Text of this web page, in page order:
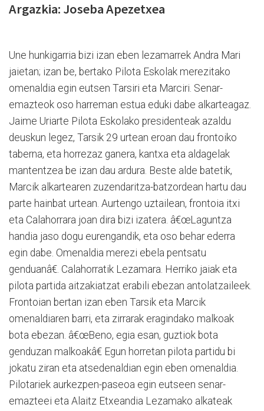
Argazkia: Joseba Apezetxea
Une hunkigarria bizi izan eben lezamarrek Andra Mari
jaietan; izan be, bertako Pilota Eskolak merezitako
omenaldia egin eutsen Tarsiri eta Marciri. Senar-
emazteok oso harreman estua eduki dabe alkarteagaz.
Jaime Uriarte Pilota Eskolako presidenteak azaldu
deuskun legez, Tarsik 29 urtean eroan dau frontoiko
taberna, eta horrezaz ganera, kantxa eta aldagelak
mantentzea be izan dau ardura. Beste alde batetik,
Marcik alkartearen zuzendaritza-batzordean hartu dau
parte hainbat urtean. Aurtengo uztailean, frontoia itxi
eta Calahorrara joan dira bizi izatera. â€œLaguntza
handia jaso dogu eurengandik, eta oso behar ederra
egin dabe. Omenaldia merezi ebela pentsatu
genduanâ€. Calahorratik Lezamara. Herriko jaiak eta
pilota partida aitzakiatzat erabili ebezan antolatzaileek.
Frontoian bertan izan eben Tarsik eta Marcik
omenaldiaren barri, eta zirrarak eragindako malkoak
bota ebezan. â€œBeno, egia esan, guztiok bota
genduzan malkoakâ€ Egun horretan pilota partidu bi
jokatu ziran eta atsedenaldian egin eben omenaldia.
Pilotariek aurkezpen-paseoa egin eutseen senar-
emazteei eta Alaitz Etxeandia Lezamako alkateak